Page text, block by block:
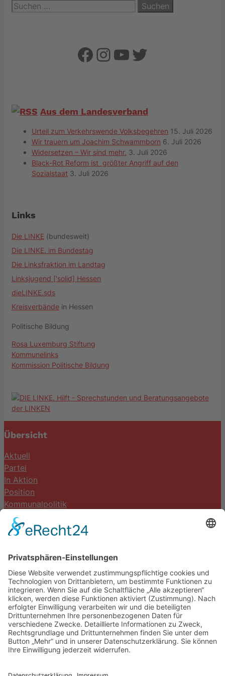
Suchen
nach:
Facebook
Instagram
YouTube
Twitter
Aus dem Landesverband
Urteil zum Verkehrswende Volksbegehren 15. Juli 2026
Wir trauern um Joachim Schwammborn 6. Juli 2026
Widersetzen – Wir sind mehr. 3. Juli 2026
Black-Rot Reform ist größter Angriff auf den
Sozialstaat 3. Juli 2026
Links
Die LINKE (bundesweit)
Die LINKE. im Bundestag
Die Linksfraktion im Landtag
Linksjugend ['solid] Hessen
dieLINKE.sds
Kreisverbände in Hessen
Politische Bildung
Rosa Luxemburg Stiftung
Kommunelinks
Kommission Politische Bildung
Übersicht
Aktuell
Partei
In Aktion
Position
Kommunalpolitik
Termine
DIE LINKE. Schwalm-Eder
Steingasse 5
34613 Schwalmstadt
Tel.06691 8077899
info@die-linke-schwalm-eder.de
Gesetzliches
Impressum